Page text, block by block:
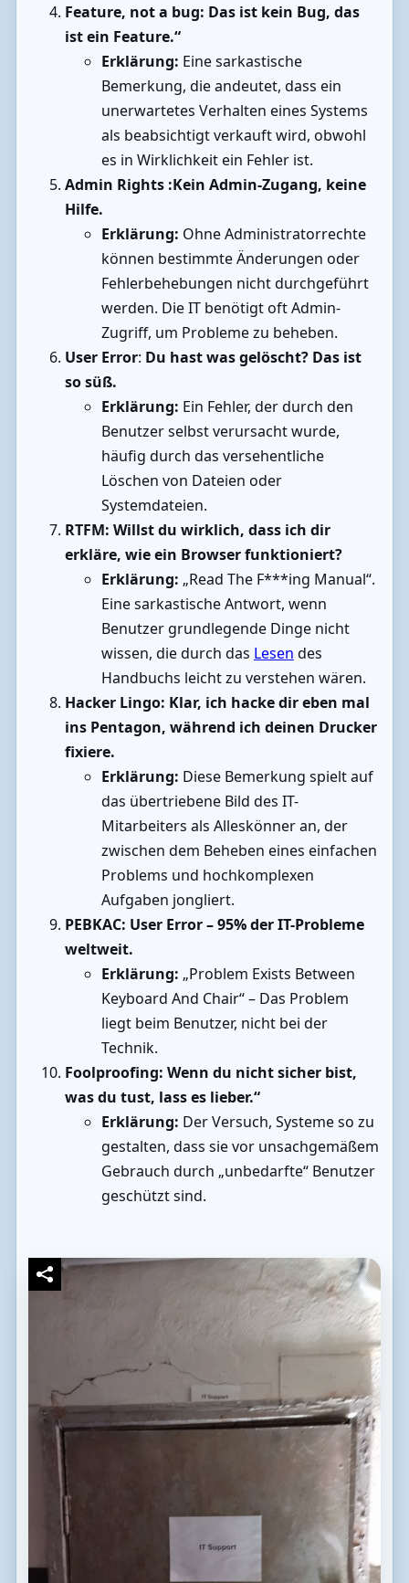
Feature, not a bug: Das ist kein Bug, das
ist ein Feature.“
Erklärung: Eine sarkastische
Bemerkung, die andeutet, dass ein
unerwartetes Verhalten eines Systems
als beabsichtigt verkauft wird, obwohl
es in Wirklichkeit ein Fehler ist.
Admin Rights :Kein Admin-Zugang, keine
Hilfe.
Erklärung: Ohne Administratorrechte
können bestimmte Änderungen oder
Fehlerbehebungen nicht durchgeführt
werden. Die IT benötigt oft Admin-
Zugriff, um Probleme zu beheben.
User Error: Du hast was gelöscht? Das ist
so süß.
Erklärung: Ein Fehler, der durch den
Benutzer selbst verursacht wurde,
häufig durch das versehentliche
Löschen von Dateien oder
Systemdateien.
RTFM: Willst du wirklich, dass ich dir
erkläre, wie ein Browser funktioniert?
Erklärung: „Read The F***ing Manual“.
Eine sarkastische Antwort, wenn
Benutzer grundlegende Dinge nicht
wissen, die durch das Lesen des
Handbuchs leicht zu verstehen wären.
Hacker Lingo: Klar, ich hacke dir eben mal
ins Pentagon, während ich deinen Drucker
fixiere.
Erklärung: Diese Bemerkung spielt auf
das übertriebene Bild des IT-
Mitarbeiters als Alleskönner an, der
zwischen dem Beheben eines einfachen
Problems und hochkomplexen
Aufgaben jongliert.
PEBKAC: User Error – 95% der IT-Probleme
weltweit.
Erklärung: „Problem Exists Between
Keyboard And Chair“ – Das Problem
liegt beim Benutzer, nicht bei der
Technik.
Foolproofing: Wenn du nicht sicher bist,
was du tust, lass es lieber.“
Erklärung: Der Versuch, Systeme so zu
gestalten, dass sie vor unsachgemäßem
Gebrauch durch „unbedarfte“ Benutzer
geschützt sind.